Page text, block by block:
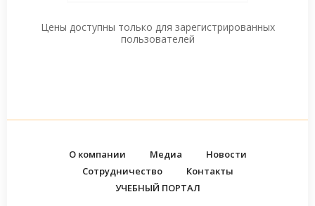
Цены доступны только для зарегистрированных
пользователей
О компании Медиа
Новости
Сотрудничество
Контакты
УЧЕБНЫЙ ПОРТАЛ